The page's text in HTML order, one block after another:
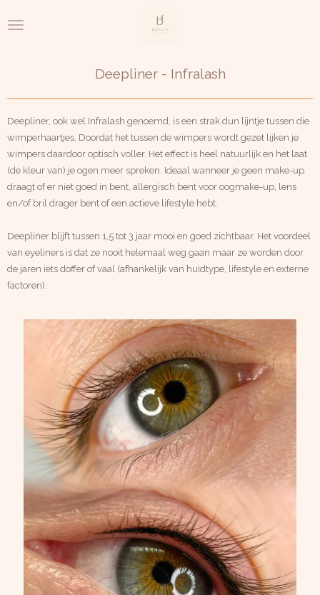
direct
Deepliner - Infralash
Deepliner, ook wel Infralash genoemd, is een strak dun lijntje tussen die
wimperhaartjes. Doordat het tussen de wimpers wordt gezet lijken je
wimpers daardoor optisch voller. Het effect is heel natuurlijk en het laat
(de kleur van) je ogen meer spreken. Ideaal wanneer je geen make-up
draagt of er niet goed in bent, allergisch bent voor oogmake-up, lens
en/of bril drager bent of een actieve lifestyle hebt.
Deepliner blijft tussen 1,5 tot 3 jaar mooi en goed zichtbaar. Het voordeel
van eyeliners is dat ze nooit helemaal weg gaan maar ze worden door
de jaren iets doffer of vaal (afhankelijk van huidtype, lifestyle en externe
factoren).